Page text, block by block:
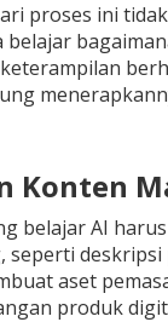
proses ini
belajar
Konten
belajar AI
seperti deskripsi
aset
produk